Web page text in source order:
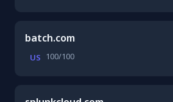
batch.com
US 100/100